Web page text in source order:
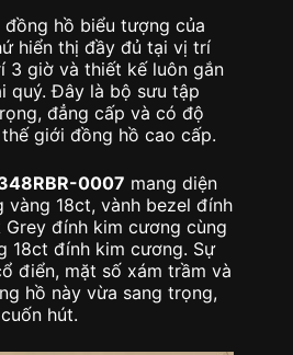
đồng hồ biểu tượng của
hiển thị đầy đủ tại vị trí
3 giờ và thiết kế luôn gắn
quý. Đây là bộ sưu tập
đẳng cấp và có độ
giới đồng hồ cao cấp.
0007 mang diện
18ct, vành bezel đính
đính kim cương cùng
18ct đính kim cương. Sự
điển, mặt số xám trầm và
hồ này vừa sang trọng,
hút.